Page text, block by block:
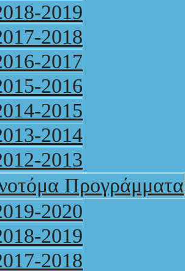
2019
2018
2017
2016
2015
2014
2013
Προγράμματα
2020
2019
2018